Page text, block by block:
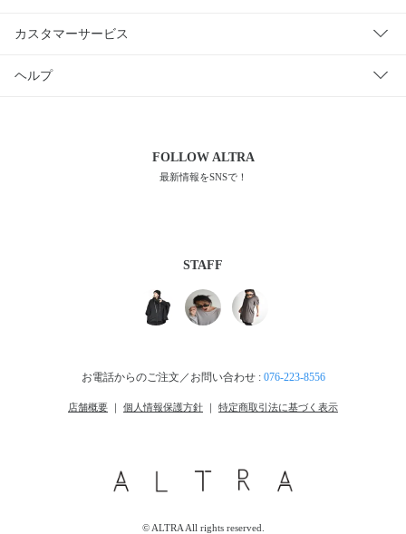
カスタマーサービス
ヘルプ
FOLLOWALTRA
最新情報をSNSで！
STAFF
お電話からのご注文／お問い合わせ : 076-223-8556
店舗概要 ｜ 個人情報保護方針 ｜ 特定商取引法に基づく表示
© ALTRA All rights reserved.